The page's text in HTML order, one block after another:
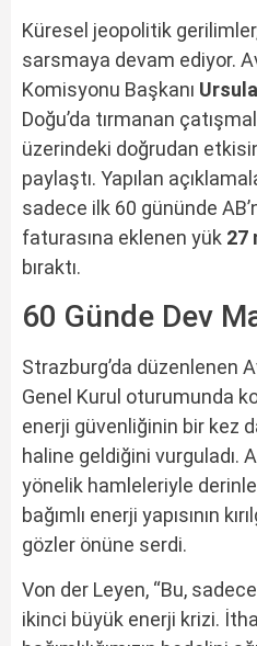
Küresel jeopolitik
sarsmaya devam ediyor.
Komisyonu Başkanı
Doğu’da tırmanan
üzerindeki doğrudan
paylaştı. Yapılan
sadece ilk 60 gününde
faturasına eklenen yük 27
bıraktı.
60 Günde Dev
Strazburg’da düzenlenen
Genel Kurul oturumunda
enerji güvenliğinin bir kez
haline geldiğini vurguladı.
yönelik hamleleriyle
bağımlı enerji yapısının
gözler önüne serdi.
Von der Leyen, “Bu,
ikinci büyük enerji krizi.